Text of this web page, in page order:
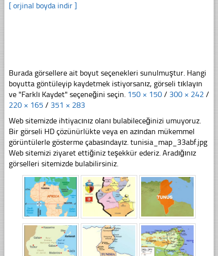
[ orjinal boyda indir ]
Burada görsellere ait boyut seçenekleri sunulmuştur. Hangi
boyutta göntüleyip kaydetmek istiyorsanız, görseli tıklayın
ve "Farklı Kaydet" seçeneğini seçin. 150 × 150 / 300 × 242 /
220 × 165 / 351 × 283
Web sitemizde ihtiyacınız olanı bulabileceğinizi umuyoruz.
Bir görseli HD çözünürlükte veya en azından mükemmel
görüntülerle gösterme çabasındayız. tunisia_map_33abf.jpg
Web sitemizi ziyaret ettiğiniz teşekkür ederiz. Aradığınız
görselleri sitemizde bulabilirsiniz.